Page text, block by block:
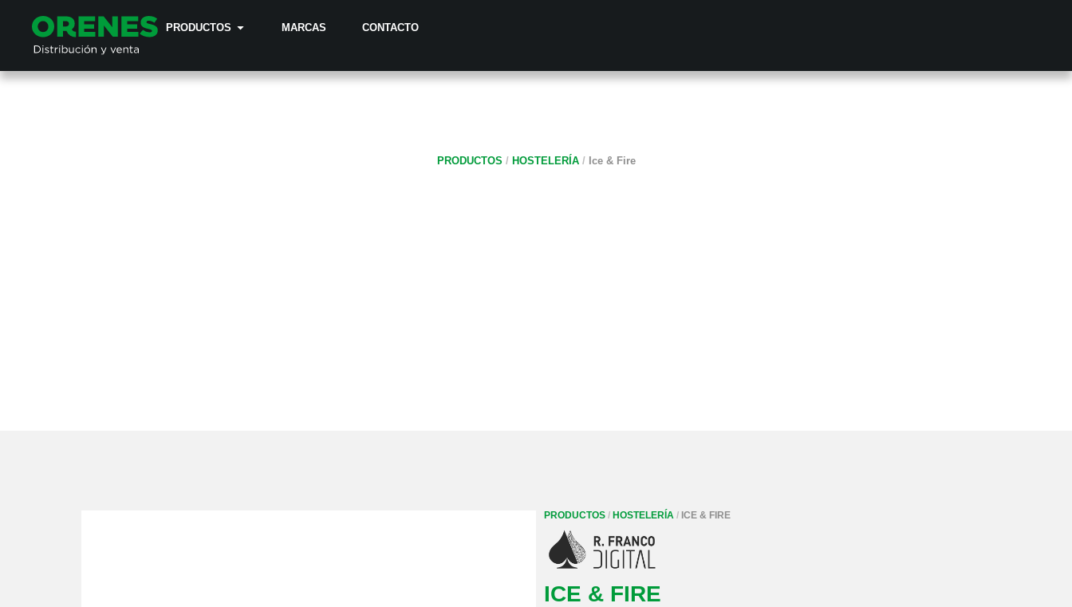
PRODUCTOS MARCAS CONTACTO
PRODUCTOS / HOSTELERÍA/ Ice & Fire
PRODUCTOS / HOSTELERÍA / ICE & FIRE
ICE & FIRE